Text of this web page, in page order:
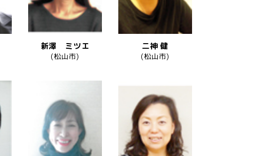
新澤 ミツエ
(松山市)
二神 健
(松山市)